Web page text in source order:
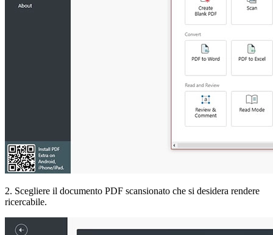
2. Scegliere il documento PDF scansionato che si desidera rendere
ricercabile.